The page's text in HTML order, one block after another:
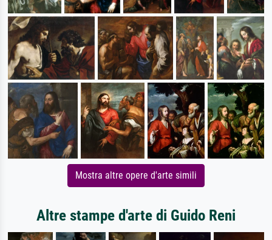
Mostra altre opere d'arte simili
Altre stampe d'arte di Guido Reni